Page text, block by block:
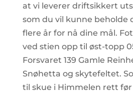
at vi leverer driftsikkert
som du vil kunne beholde
flere år for nå dine mål.
ved stien opp til øst-topp
Forsvaret 139 Gamle
Snøhetta og skytefeltet.
til skue i Himmelen rett